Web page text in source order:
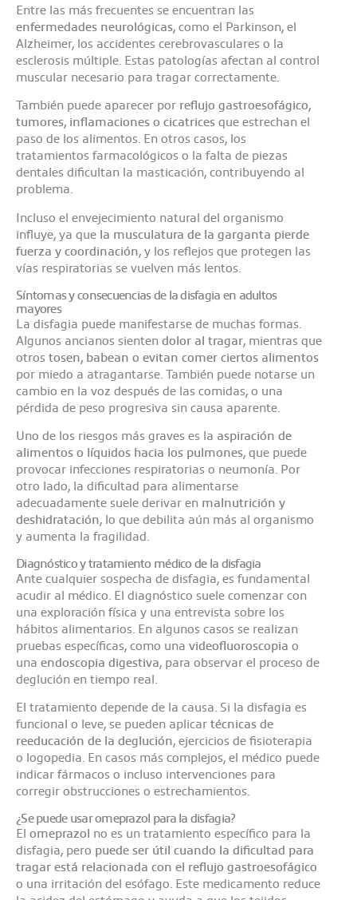
Entre las más frecuentes se encuentran las
enfermedades neurológicas, como el Parkinson, el
Alzheimer, los accidentes cerebrovasculares o la
esclerosis múltiple. Estas patologías afectan al control
muscular necesario para tragar correctamente.
También puede aparecer por reflujo gastroesofágico,
tumores, inflamaciones o cicatrices que estrechan el
paso de los alimentos. En otros casos, los
tratamientos farmacológicos o la falta de piezas
dentales dificultan la masticación, contribuyendo al
problema.
Incluso el envejecimiento natural del organismo
influye, ya que la musculatura de la garganta pierde
fuerza y coordinación, y los reflejos que protegen las
vías respiratorias se vuelven más lentos.
Síntomas y consecuencias de la disfagia en adultos
mayores
La disfagia puede manifestarse de muchas formas.
Algunos ancianos sienten dolor al tragar, mientras que
otros tosen, babean o evitan comer ciertos alimentos
por miedo a atragantarse. También puede notarse un
cambio en la voz después de las comidas, o una
pérdida de peso progresiva sin causa aparente.
Uno de los riesgos más graves es la aspiración de
alimentos o líquidos hacia los pulmones, que puede
provocar infecciones respiratorias o neumonía. Por
otro lado, la dificultad para alimentarse
adecuadamente suele derivar en malnutrición y
deshidratación, lo que debilita aún más al organismo
y aumenta la fragilidad.
Diagnóstico y tratamiento médico de la disfagia
Ante cualquier sospecha de disfagia, es fundamental
acudir al médico. El diagnóstico suele comenzar con
una exploración física y una entrevista sobre los
hábitos alimentarios. En algunos casos se realizan
pruebas específicas, como una videofluoroscopia o
una endoscopia digestiva, para observar el proceso de
deglución en tiempo real.
El tratamiento depende de la causa. Si la disfagia es
funcional o leve, se pueden aplicar técnicas de
reeducación de la deglución, ejercicios de fisioterapia
o logopedia. En casos más complejos, el médico puede
indicar fármacos o incluso intervenciones para
corregir obstrucciones o estrechamientos.
¿Se puede usar omeprazol para la disfagia?
El omeprazol no es un tratamiento específico para la
disfagia, pero puede ser útil cuando la dificultad para
tragar está relacionada con el reflujo gastroesofágico
o una irritación del esófago. Este medicamento reduce